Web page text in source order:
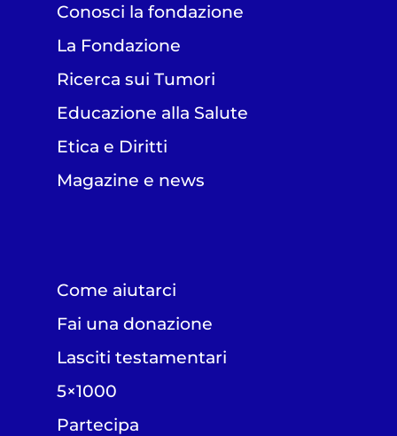
Conosci la fondazione
La Fondazione
Ricerca sui Tumori
Educazione alla Salute
Etica e Diritti
Magazine e news
Come aiutarci
Fai una donazione
Lasciti testamentari
5×1000
Partecipa